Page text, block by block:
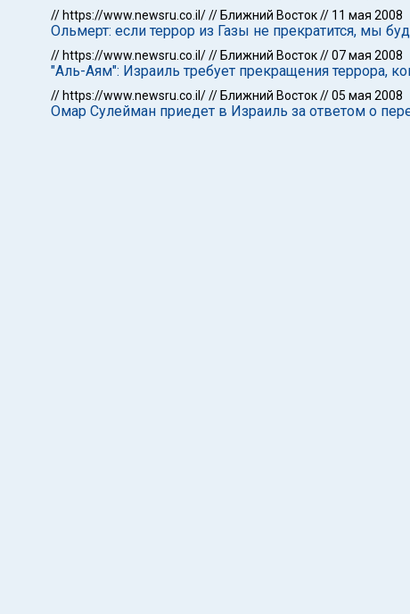
// https://www.newsru.co.il/// Ближний Восток// 11 мая 2008
Ольмерт: если террор из Газы не прекратится, мы
// https://www.newsru.co.il/// Ближний Восток//07 мая 2008
"Аль-Аям": Израиль требует прекращения террора,
// https://www.newsru.co.il/// Ближний Восток//05 мая 2008
Омар Сулейман приедет в Израиль за ответом о